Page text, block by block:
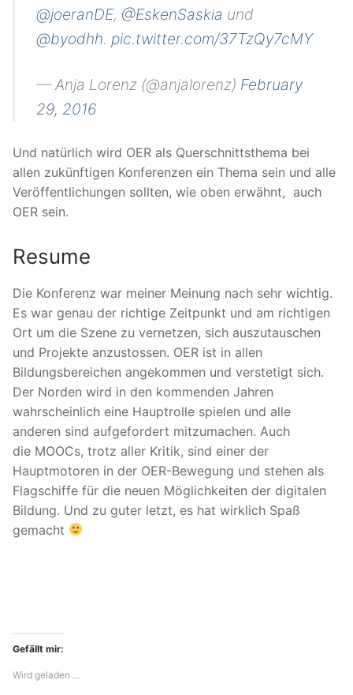
@joeranDE, @EskenSaskia und
@byodhh. pic.twitter.com/37TzQy7cMY
— Anja Lorenz (@anjalorenz) February
29, 2016
Und natürlich wird OER als Querschnittsthema bei
allen zukünftigen Konferenzen ein Thema sein und alle
Veröffentlichungen sollten, wie oben erwähnt, auch
OER sein.
Resume
Die Konferenz war meiner Meinung nach sehr wichtig.
Es war genau der richtige Zeitpunkt und am richtigen
Ort um die Szene zu vernetzen, sich auszutauschen
und Projekte anzustossen. OER ist in allen
Bildungsbereichen angekommen und verstetigt sich.
Der Norden wird in den kommenden Jahren
wahrscheinlich eine Hauptrolle spielen und alle
anderen sind aufgefordert mitzumachen. Auch
die MOOCs, trotz aller Kritik, sind einer der
Hauptmotoren in der OER-Bewegung und stehen als
Flagschiffe für die neuen Möglichkeiten der digitalen
Bildung. Und zu guter letzt, es hat wirklich Spaß
gemacht
Gefällt mir:
Wird geladen …